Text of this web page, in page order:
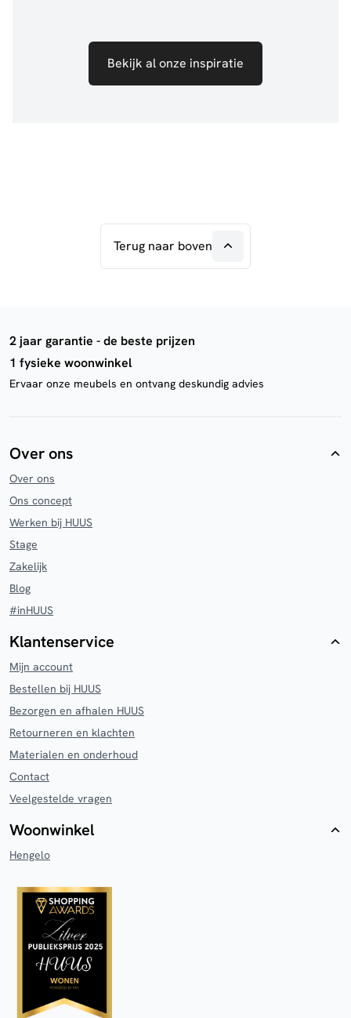
Bekijk al onze inspiratie
Terug naar boven
2 jaar garantie - de beste prijzen
1 fysieke woonwinkel
Ervaar onze meubels en ontvang deskundig advies
Over ons
Over ons
Ons concept
Werken bij HUUS
Stage
Zakelijk
Blog
#inHUUS
Klantenservice
Mijn account
Bestellen bij HUUS
Bezorgen en afhalen HUUS
Retourneren en klachten
Materialen en onderhoud
Contact
Veelgestelde vragen
Woonwinkel
Hengelo